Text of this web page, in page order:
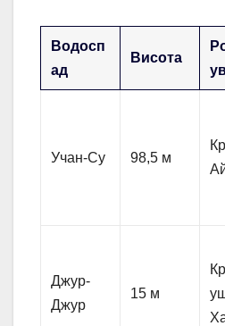
Водосп
ад
Висота
Учан-Су 98,5 м
Джур-
Джур
15 м